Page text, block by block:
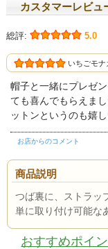
カスタマーレビュ
総評: 5.0
いちごモナ
帽子と一緒にプレゼ
ても喜んでもらえま
ットンというのも嬉し
お店からのコメント
商品説明
つば裏に、ストラッ
単に取り付け可能な
おすすめポイ